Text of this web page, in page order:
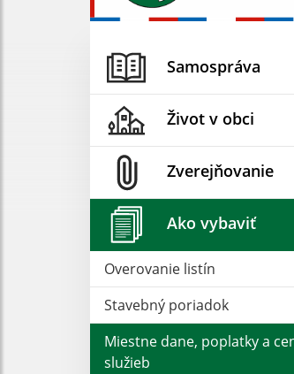
Samospráva
Život v obci
Zverejňovanie
Ako vybaviť
Overovanie listín
Stavebný poriadok
Miestne dane, poplatky a
služieb